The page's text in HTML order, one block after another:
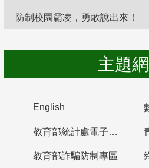
防制校園霸凌，勇敢說出來！
主題
English
教育部統計處電子書櫃
教育部詐騙防制專區